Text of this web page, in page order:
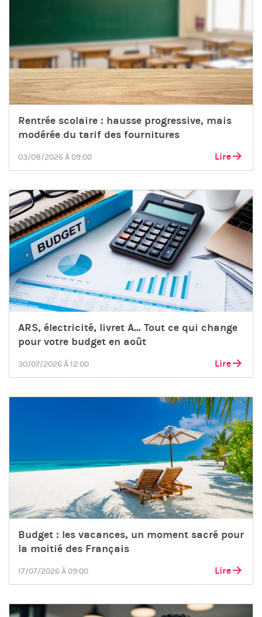
Rentrée scolaire : hausse progressive, mais
modérée du tarif des fournitures
03/08/2026 À 09:00 Lire
ARS, électricité, livret A… Tout ce qui change
pour votre budget en août
30/07/2026 À 12:00 Lire
Budget : les vacances, un moment sacré pour
la moitié des Français
17/07/2026 À 09:00 Lire